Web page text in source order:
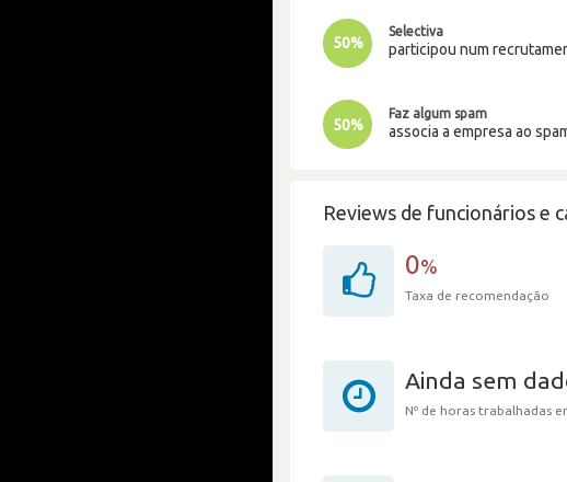
50%
Selectiva
participou num
50%
Faz algum spam
associa a empresa ao
Reviews de funcionários e
0%
Taxa de recomendação
Ainda sem
Nº de horas trabalhadas